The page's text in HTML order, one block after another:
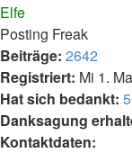
Elfe
Posting Freak
Beiträge: 2642
Registriert: Mi 1.
Hat sich bedankt:
Danksagung
Kontaktdaten: